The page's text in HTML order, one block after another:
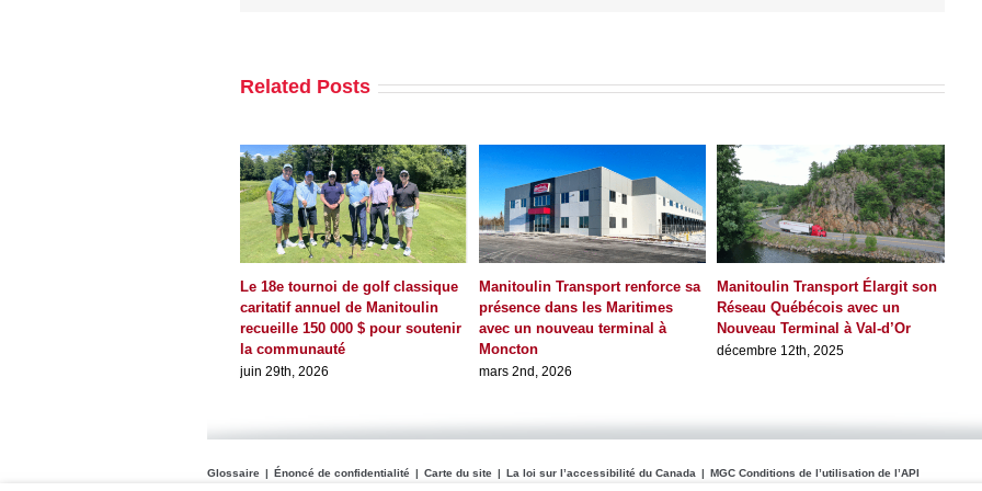
Related Posts
Le 18e tournoi de golf classique
caritatif annuel de Manitoulin
recueille 150 000 $ pour soutenir
la communauté
juin 29th, 2026
Manitoulin Transport renforce sa
présence dans les Maritimes
avec un nouveau terminal à
Moncton
mars 2nd, 2026
Manitoulin Transport Élargit son
Réseau Québécois avec un
Nouveau Terminal à Val-d’Or
décembre 12th, 2025
Glossaire Énoncé de confidentialité Carte du site La loi sur l’accessibilité du Canada MGC Conditions de l’utilisation de l’API